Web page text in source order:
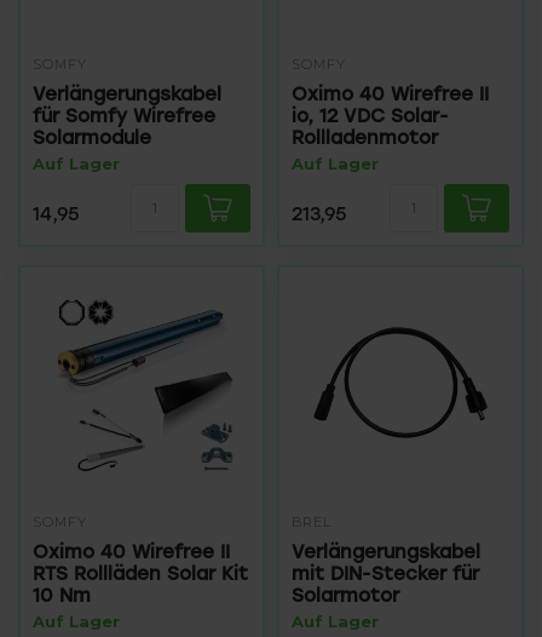
SOMFY
Verlängerungskabel
für Somfy Wirefree
Solarmodule
Auf Lager
14,95
SOMFY
Oximo 40 Wirefree II
io, 12 VDC Solar-
Rollladenmotor
Auf Lager
213,95
SOMFY
Oximo 40 Wirefree II
RTS Rollläden Solar Kit
10 Nm
Auf Lager
BREL
Verlängerungskabel
mit DIN-Stecker für
Solarmotor
Auf Lager